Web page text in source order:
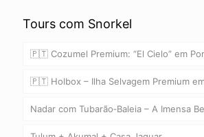
Tours com Snorkel
🇵🇹 Cozumel Premium: “El Cielo” em
🇵🇹 Holbox – Ilha Selvagem Premium
Nadar com Tubarão‑Baleia – A Imensa